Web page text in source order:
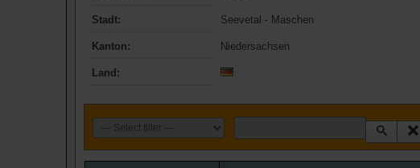
Stadt: Seevetal - Maschen
Kanton: Niedersachsen
Land: